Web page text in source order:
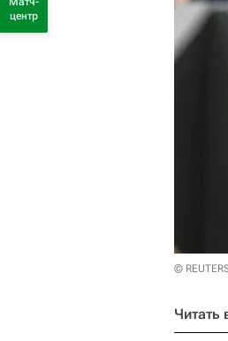
©
Читать
центр